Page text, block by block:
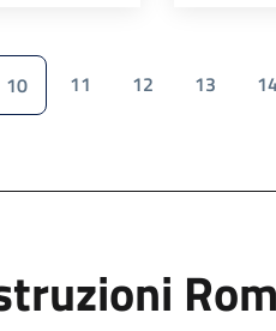
10 11 12 13